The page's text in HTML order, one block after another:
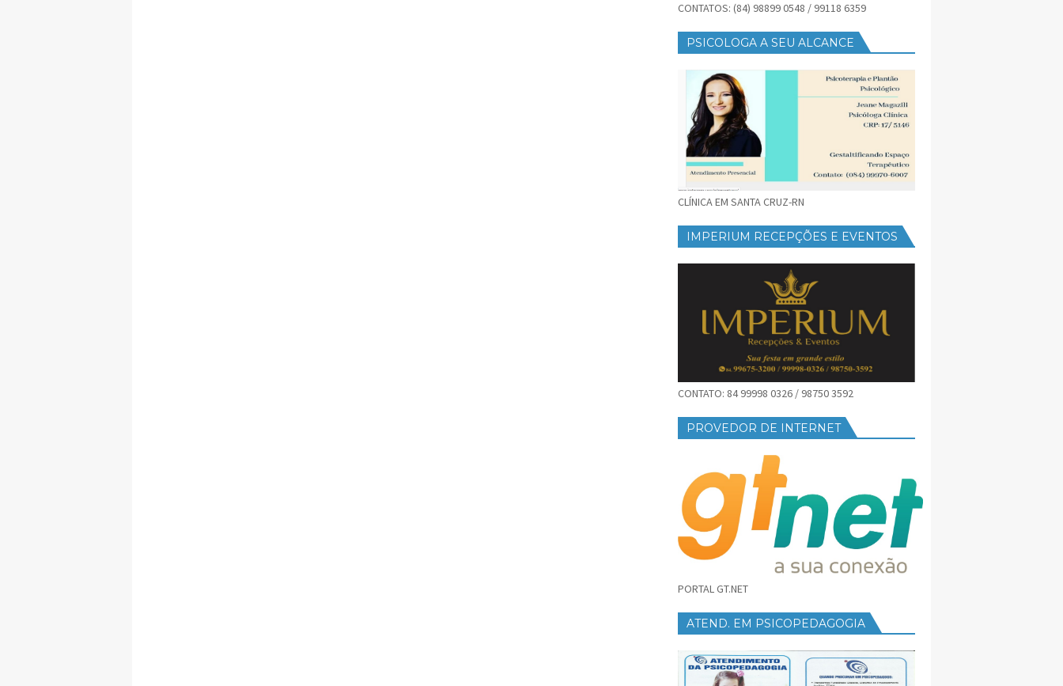
CONTATOS: (84) 98899 0548 / 99118 6359
PSICOLOGA A SEU ALCANCE
CLÍNICA EM SANTA CRUZ-RN
IMPERIUM RECEPÇÕES E EVENTOS
CONTATO: 84 99998 0326 / 98750 3592
PROVEDOR DE INTERNET
PORTAL GT.NET
ATEND. EM PSICOPEDAGOGIA